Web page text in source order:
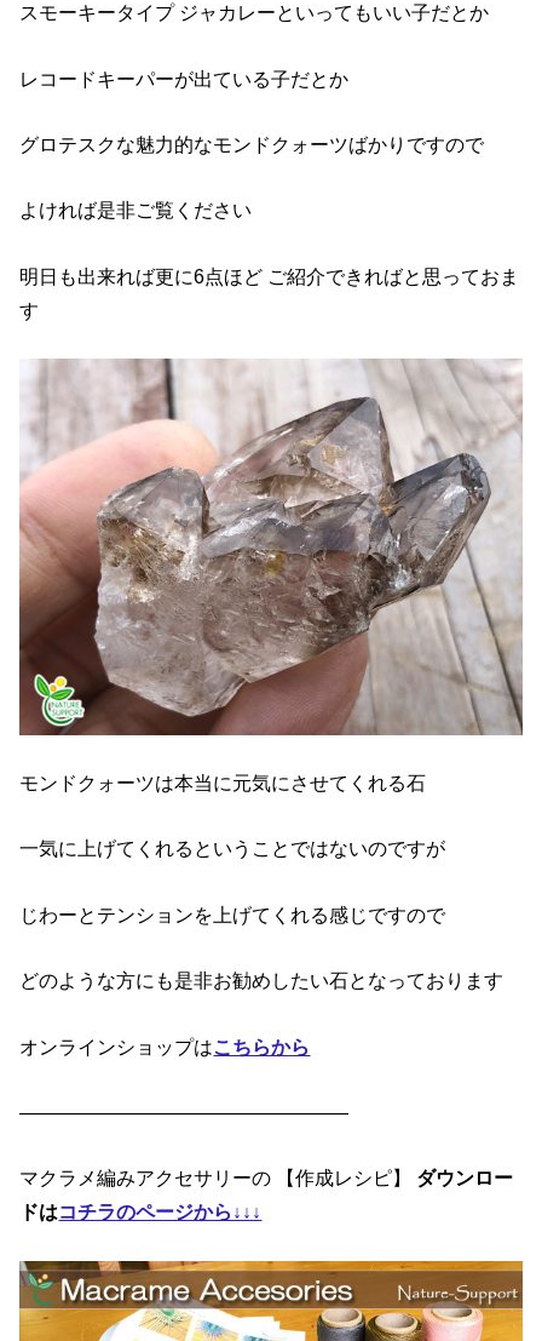
スモーキータイプ ジャカレーといってもいい子だとか
レコードキーパーが出ている子だとか
グロテスクな魅力的なモンドクォーツばかりですので
よければ是非ご覧ください
明日も出来れば更に6点ほど ご紹介できればと思っておま
す
モンドクォーツは本当に元気にさせてくれる石
一気に上げてくれるということではないのですが
じわーとテンションを上げてくれる感じですので
どのような方にも是非お勧めしたい石となっております
オンラインショップはこちらから
—————————————————
マクラメ編みアクセサリーの 【作成レシピ】 ダウンロー
ドはコチラのページから↓↓↓